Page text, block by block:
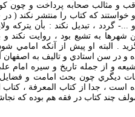
و مثالب صحابه پرداخت و چون
خواستند كه كتاب را منتشر نكند
گردد ، تبديل نكند : بأن يتركه
شهرها به تشيع بود ، روايت نكند
. البته او پيش از آنكه امامي
و در سن استادي و تاليف به
شيعه و از جمله تاريخ و سيره
ديگري چون بحث امامت و فضايل
است ، جدا از كتاب المعرفة ،
چند كتاب در فقه هم بوده كه نجاشي از